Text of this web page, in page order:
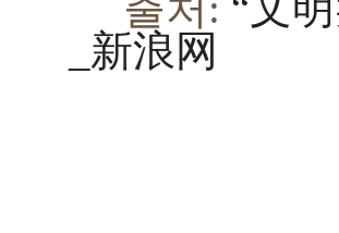
_新浪网